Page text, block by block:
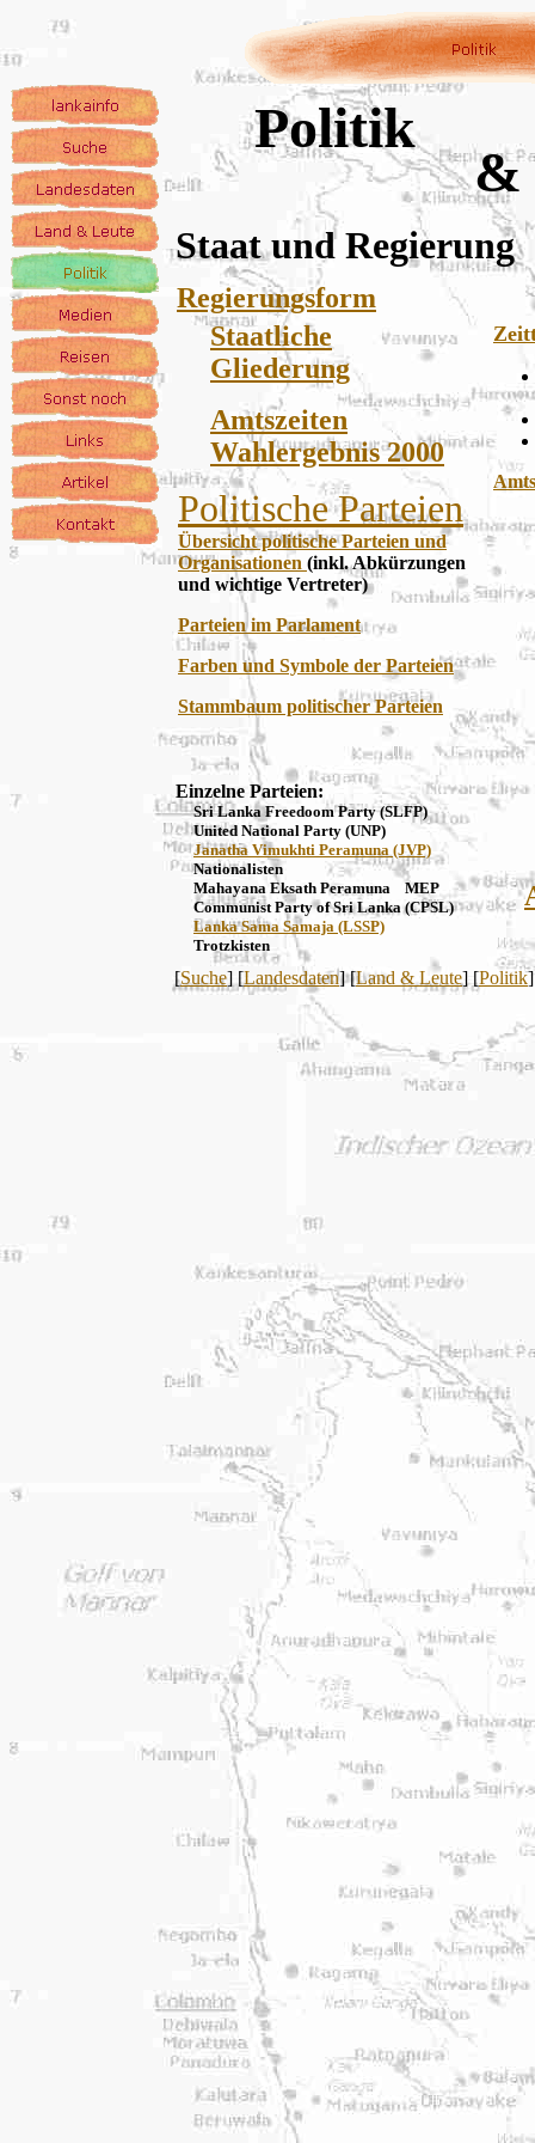
Politik
&
Staat und Regierung
Regierungsform
Staatliche
Gliederung
Amtszeiten
Wahlergebnis 2000
Politische Parteien
Übersicht politische Parteien und
Organisationen (inkl. Abkürzungen
und wichtige Vertreter)
Parteien im Parlament
Farben und Symbole der Parteien
Stammbaum politischer Parteien
Einzelne Parteien:
Sri Lanka Freedoom Party (SLFP)
United National Party (UNP)
Janatha Vimukhti Peramuna (JVP)
Nationalisten
Mahayana Eksath Peramuna MEP
Communist Party of Sri Lanka (CPSL)
Lanka Sama Samaja (LSSP)
Trotzkisten
[Suche] [Landesdaten] [Land & Leute] [Politik